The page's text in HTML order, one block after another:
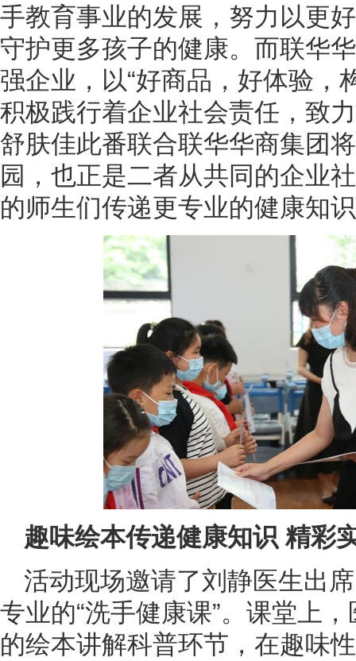
手教育事业的发展，努力以更
守护更多孩子的健康。而联华
强企业，以“好商品，好体验，
积极践行着企业社会责任，致
舒肤佳此番联合联华华商集团
园，也正是二者从共同的企业
的师生们传递更专业的健康知
趣味绘本传递健康知识 精彩
活动现场邀请了刘静医生出
专业的“洗手健康课”。课堂上
的绘本讲解科普环节，在趣味